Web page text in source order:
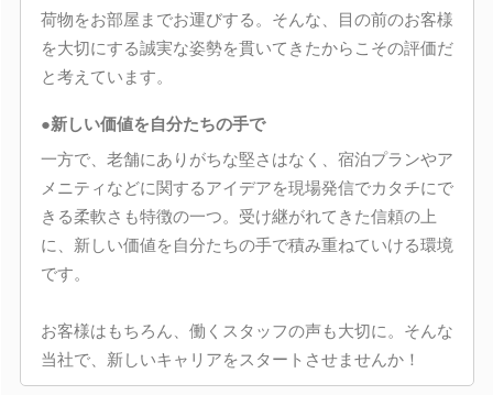
荷物をお部屋までお運びする。そんな、目の前のお客様
を大切にする誠実な姿勢を貫いてきたからこその評価だ
と考えています。
●新しい価値を自分たちの手で
一方で、老舗にありがちな堅さはなく、宿泊プランやア
メニティなどに関するアイデアを現場発信でカタチにで
きる柔軟さも特徴の一つ。受け継がれてきた信頼の上
に、新しい価値を自分たちの手で積み重ねていける環境
です。
お客様はもちろん、働くスタッフの声も大切に。そんな
当社で、新しいキャリアをスタートさせませんか！